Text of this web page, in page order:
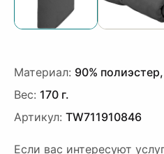
Материал: 90%
Вес: 170 г.
Артикул: TW711910846
Если вас интересуют